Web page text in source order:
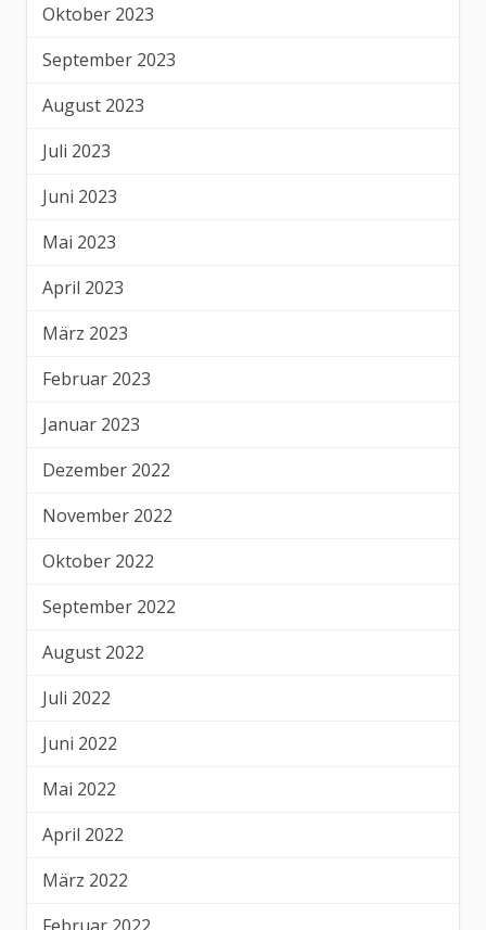
Oktober 2023
September 2023
August 2023
Juli 2023
Juni 2023
Mai 2023
April 2023
März 2023
Februar 2023
Januar 2023
Dezember 2022
November 2022
Oktober 2022
September 2022
August 2022
Juli 2022
Juni 2022
Mai 2022
April 2022
März 2022